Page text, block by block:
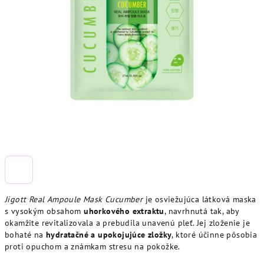
Jigott Real Ampoule Mask Cucumberje osviežujúca látková maska
s vysokým obsahomuhorkového extraktu, navrhnutá tak, aby
okamžite revitalizovala a prebudila unavenú pleť. Jej zloženie je
bohaté nahydratačné a upokojujúce zložky, ktoré účinne pôsobia
proti opuchom a známkam stresu na pokožke.